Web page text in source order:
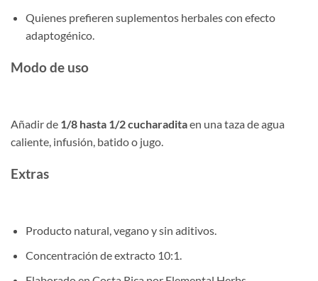
Quienes prefieren suplementos herbales con efecto
adaptogénico.
Modo de uso
Añadir de 1/8 hasta 1/2 cucharaditaen una taza de agua
caliente, infusión, batido o jugo.
Extras
Producto natural, vegano y sin aditivos.
Concentración de extracto 10:1.